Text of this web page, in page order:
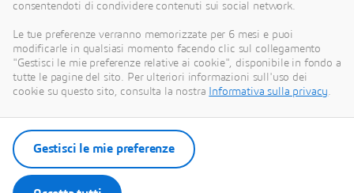
Le nostre ultime notizie
Scopri tutti i comunicati stampa e le risorse
multimedia di Dassault Systèmes.
Entra nella nostra sala stampa
consentendoti di condividere contenuti sui social network.
Le tue preferenze verranno memorizzate per 6 mesi e puoi
modificarle in qualsiasi momento facendo clic sul collegamento
"Gestisci le mie preferenze relative ai cookie", disponibile in fondo a
tutte le pagine del sito. Per ulteriori informazioni sull'uso dei
cookie su questo sito, consulta la nostra
Informativa sulla privacy.
Gestisci le mie preferenze